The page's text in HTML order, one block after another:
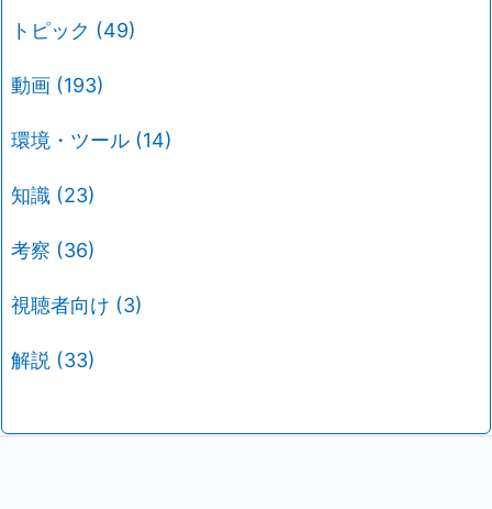
トピック (49)
動画 (193)
環境・ツール (14)
知識 (23)
考察 (36)
視聴者向け (3)
解説 (33)